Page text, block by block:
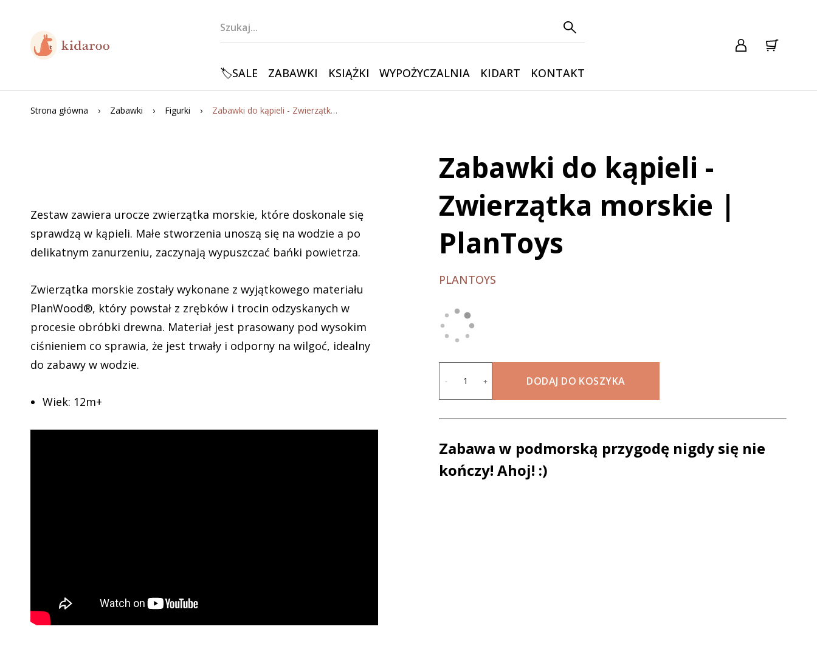
🏷️SALE ZABAWKI KSIĄŻKI WYPOŻYCZALNIA KIDART KONTAKT
Strona główna Zabawki Figurki Zabawki do kąpieli - Zwierzątka morskie | PlanToys
Zabawki do kąpieli -
Zwierzątka morskie |
PlanToys
PLANTOYS
- + DODAJ DO KOSZYKA
Zabawa w podmorską przygodę nigdy się nie
kończy! Ahoj! :)
Zestaw zawiera urocze zwierzątka morskie, które doskonale się
sprawdzą w kąpieli. Małe stworzenia unoszą się na wodzie a po
delikatnym zanurzeniu, zaczynają wypuszczać bańki powietrza.
Zwierzątka morskie zostały wykonane z wyjątkowego materiału
PlanWood®, który powstał z zrębków i trocin odzyskanych w
procesie obróbki drewna. Materiał jest prasowany pod wysokim
ciśnieniem co sprawia, że jest trwały i odporny na wilgoć, idealny
do zabawy w wodzie.
Wiek: 12m+